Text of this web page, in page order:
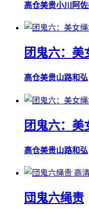
高仓美贵小川阿
团鬼六：美
高仓美贵山路和弘
团鬼六：美
高仓美贵山路和弘
高
団鬼六绳责